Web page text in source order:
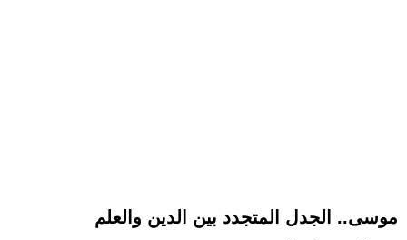
موسى.. الجدل المتجدد بين الدين والعلم